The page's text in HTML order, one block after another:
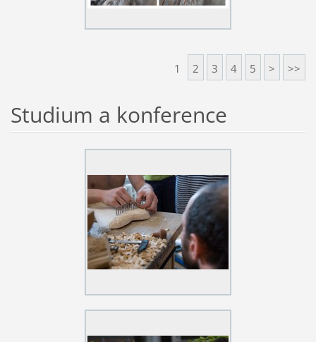
1 2 3 4 5 > >>
Studium a konference